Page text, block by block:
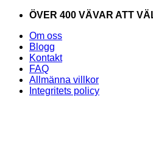
Skip
content
ÖVER 400 VÄVAR ATT
Om oss
Blogg
Kontakt
FAQ
Allmänna villkor
Integritets policy